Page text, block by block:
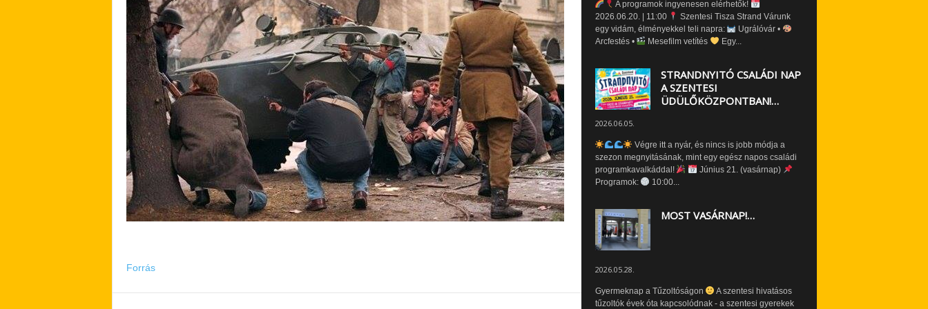
Forrás
A programok ingyenesen elérhetők!
2026.06.20. | 11:00
Szentesi Tisza Strand Várunk
egy vidám, élményekkel teli napra:
Ugrálóvár •
Arcfestés •
Mesefilm vetítés Egy...
STRANDNYITÓ CSALÁDI NAP
A SZENTESI
ÜDÜLŐKÖZPONTBAN!…
2026.06.05.
Végre itt a nyár, és nincs is jobb módja a
szezon megnyitásának, mint egy egész napos családi
programkavalkáddal!
Június 21. (vasárnap)
Programok:
10:00...
MOST VASÁRNAP!…
2026.05.28.
Gyermeknap a Tűzoltóságon
A szentesi hivatásos
tűzoltók évek óta kapcsolódnak - a szentesi gyerekek